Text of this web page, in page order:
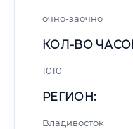
очно-заочно
КОЛ-ВО
1010
РЕГИОН:
Владивосток